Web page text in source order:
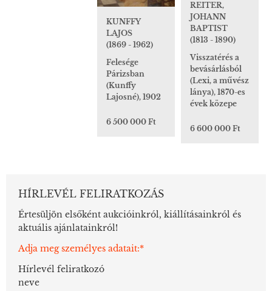
REITER,
JOHANN
BAPTIST
(1813 - 1890)
Visszatérés a
bevásárlásból
(Lexi, a művész
lánya), 1870-es
évek közepe
6 600 000 Ft
KUNFFY
LAJOS
(1869 - 1962)
Felesége
Párizsban
(Kunffy
Lajosné), 1902
6 500 000 Ft
HÍRLEVÉL FELIRATKOZÁS
Értesüljön elsőként aukcióinkról, kiállításainkról és
aktuális ajánlatainkról!
Adja meg személyes adatait:*
Hírlevél feliratkozó
neve